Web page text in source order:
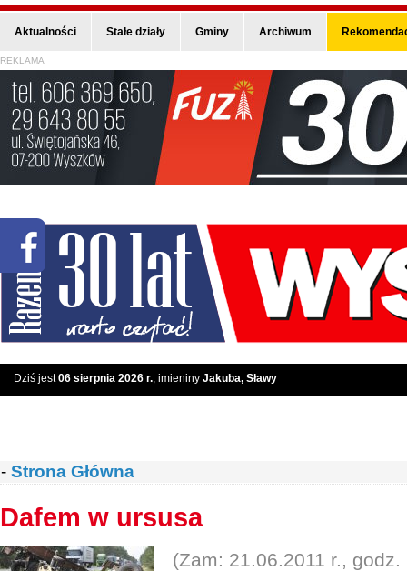
Aktualności Stałe działy Gminy Archiwum
REKLAMA
Dziś jest06 sierpnia 2026 r., imieniny Jakuba, Sławy
- Strona Główna
Dafem w ursusa
(Zam: 21.06.2011 r., godz.